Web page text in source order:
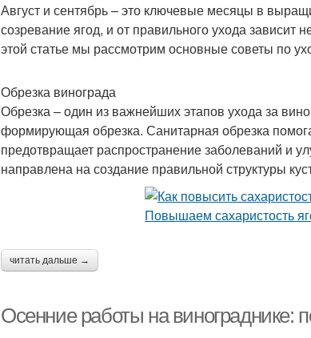
Август и сентябрь – это ключевые месяцы в
созревание ягод, и от правильного ухода зависит
этой статье мы рассмотрим основные советы по
Обрезка винограда
Обрезка – один из важнейших этапов ухода за
формирующая обрезка. Санитарная обрезка
предотвращает распространение заболеваний и
направлена на создание правильной структуры
читать дальше →
Осенние работы на винограднике: